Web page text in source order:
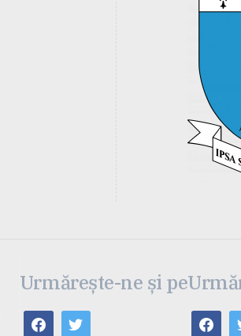
Urmărește-ne și pe